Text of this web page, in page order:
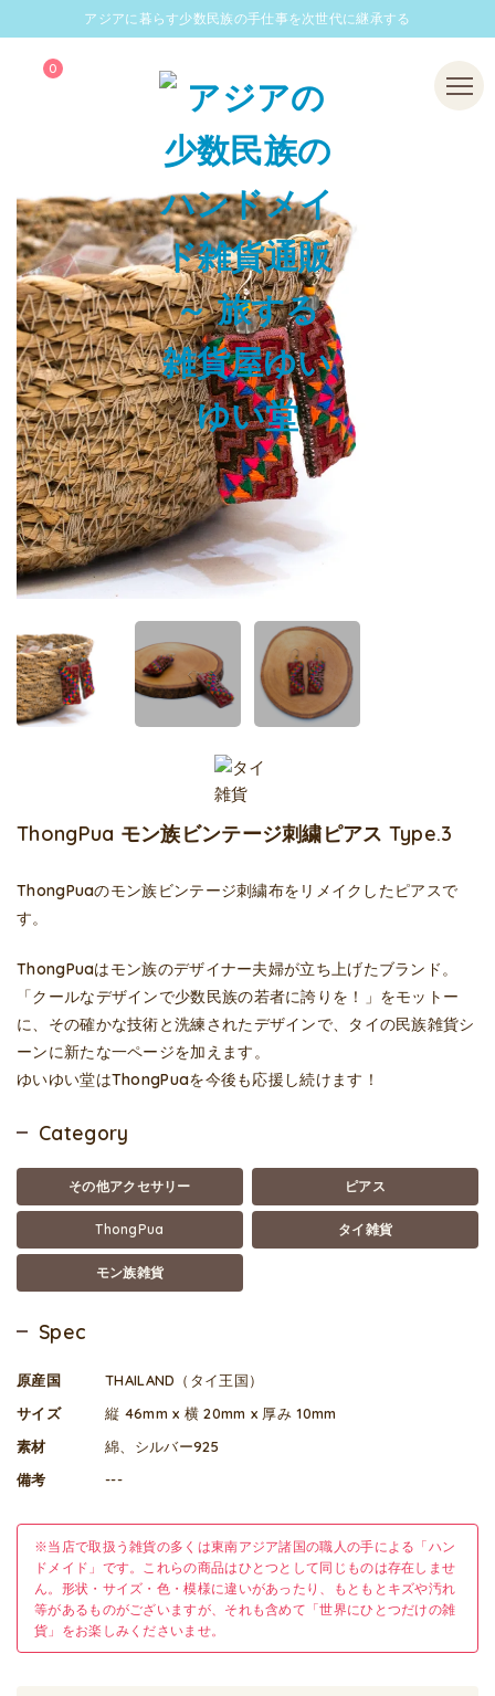
アジアに暮らす少数民族の手仕事を次世代に継承する
0 Menu
ThongPua モン族ビンテージ刺繍ピアス Type.3
ThongPuaのモン族ビンテージ刺繍布をリメイクしたピアスで
す。
ThongPuaはモン族のデザイナー夫婦が立ち上げたブランド。
「クールなデザインで少数民族の若者に誇りを！」をモットー
に、その確かな技術と洗練されたデザインで、タイの民族雑貨シ
ーンに新たな一ページを加えます。
ゆいゆい堂はThongPuaを今後も応援し続けます！
Category
その他アクセサリー ピアス
ThongPua タイ雑貨
モン族雑貨
Spec
原産国
THAILAND（タイ王国）
サイズ
縦 46mm x 横 20mm x 厚み 10mm
素材
綿、シルバー925
備考
---
※当店で取扱う雑貨の多くは東南アジア諸国の職人の手による「ハン
ドメイド」です。これらの商品はひとつとして同じものは存在しませ
ん。形状・サイズ・色・模様に違いがあったり、もともとキズや汚れ
等があるものがございますが、それも含めて「世界にひとつだけの雑
貨」をお楽しみくださいませ。